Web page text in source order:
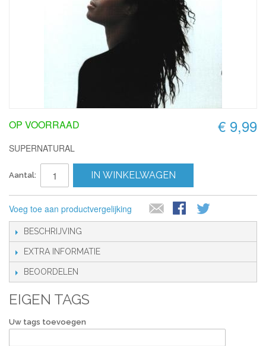
€ 9,99
OP VOORRAAD
SUPERNATURAL
Aantal: IN WINKELWAGEN
Voeg toe aan productvergelijking
BESCHRIJVING
EXTRA INFORMATIE
BEOORDELEN
EIGEN TAGS
Uw tags toevoegen